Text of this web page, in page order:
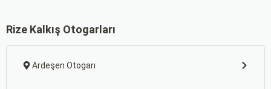
Rize Kalkış Otogarları
Ardeşen Otogarı